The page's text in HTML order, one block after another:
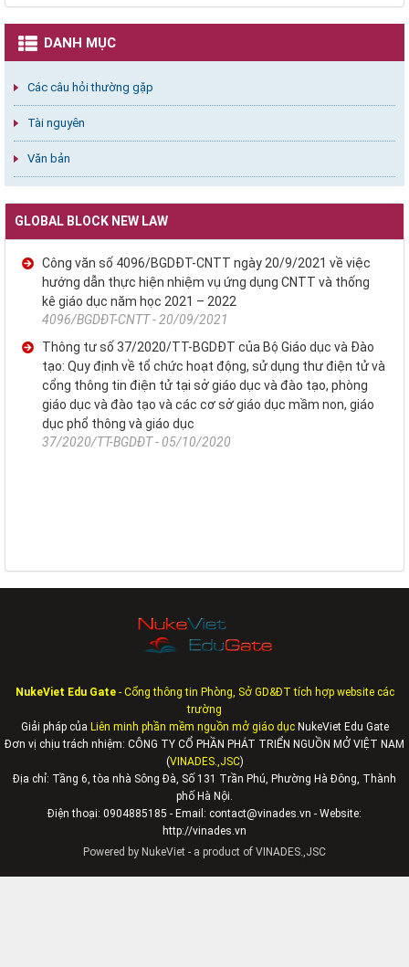
DANH MỤC
Các câu hỏi thường gặp
Tài nguyên
Văn bản
GLOBAL BLOCK NEW LAW
Công văn số 4096/BGDĐT-CNTT ngày 20/9/2021 về việc
hướng dẫn thực hiện nhiệm vụ ứng dụng CNTT và thống
kê giáo dục năm học 2021 – 2022
4096/BGDĐT-CNTT - 20/09/2021
Thông tư số 37/2020/TT-BGDĐT của Bộ Giáo dục và Đào
tạo: Quy định về tổ chức hoạt động, sử dụng thư điện tử và
cổng thông tin điện tử tại sở giáo dục và đào tạo, phòng
giáo dục và đào tạo và các cơ sở giáo dục mầm non, giáo
dục phổ thông và giáo dục
37/2020/TT-BGDĐT - 05/10/2020
NukeViet Edu Gate- Cổng thông tin Phòng, Sở GD&ĐT tích hợp website các
trường
Giải pháp của Liên minh phần mềm nguồn mở giáo dục NukeViet Edu Gate
Đơn vị chịu trách nhiệm: CÔNG TY CỔ PHẦN PHÁT TRIỂN NGUỒN MỞ VIỆT NAM
(VINADES.,JSC)
Địa chỉ: Tầng 6, tòa nhà Sông Đà, Số 131 Trần Phú, Phường Hà Đông, Thành
phố Hà Nội.
Điện thoại: 0904885185 - Email: contact@vinades.vn - Website:
http://vinades.vn
Powered by NukeViet - a product of VINADES.,JSC